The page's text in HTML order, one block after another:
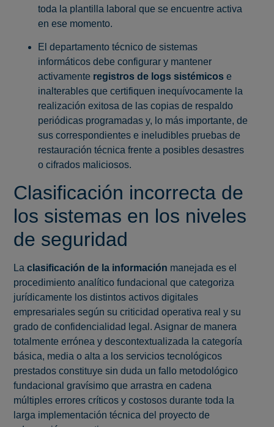
toda la plantilla laboral que se encuentre activa
en ese momento.
El departamento técnico de sistemas
informáticos debe configurar y mantener
activamente registros de logs sistémicos e
inalterables que certifiquen inequívocamente la
realización exitosa de las copias de respaldo
periódicas programadas y, lo más importante, de
sus correspondientes e ineludibles pruebas de
restauración técnica frente a posibles desastres
o cifrados maliciosos.
Clasificación incorrecta de
los sistemas en los niveles
de seguridad
La clasificación de la información manejada es el
procedimiento analítico fundacional que categoriza
jurídicamente los distintos activos digitales
empresariales según su criticidad operativa real y su
grado de confidencialidad legal. Asignar de manera
totalmente errónea y descontextualizada la categoría
básica, media o alta a los servicios tecnológicos
prestados constituye sin duda un fallo metodológico
fundacional gravísimo que arrastra en cadena
múltiples errores críticos y costosos durante toda la
larga implementación técnica del proyecto de